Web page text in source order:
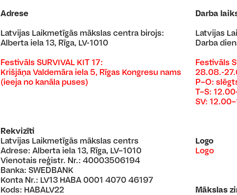
Adrese
Latvijas Laikmetīgās mākslas centra birojs:
Alberta iela 13, Rīga, LV-1010
Festivāls SURVIVAL KIT 17:
Krišjāņa Valdemāra iela 5, Rīgas Kongresu nams
(ieeja no kanāla puses)
Darba
Latvijas
Darba
Festivāls
28.08.-
P–O:
T–S:
SV:
Rekvizīti
Latvijas Laikmetīgās mākslas centrs
Adrese: Alberta iela 13, Rīga, LV–1010
Vienotais reģistr. Nr.: 40003506194
Banka: SWEDBANK
Konta Nr.: LV13 HABA 0001 4070 46197
Kods: HABALV22
Logo
Logo
Mākslas